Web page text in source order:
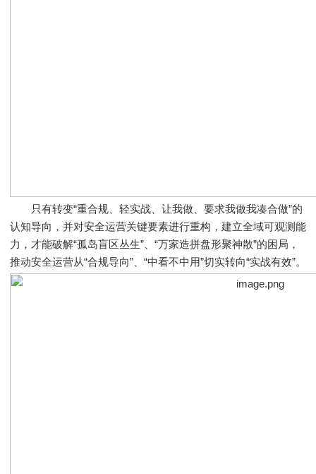
只有转变“重合规、轻实战、让我做、要求我做我凑合做”的
认知导向，并对安全运营关键要素进行重构，建立全域可观测能
力，才能破解“孤岛盲区丛生”、“万家造拼盘形聚神散”的困局，
推动安全运营从“合规导向”、“中看不中用”切实转向“实战有效”。